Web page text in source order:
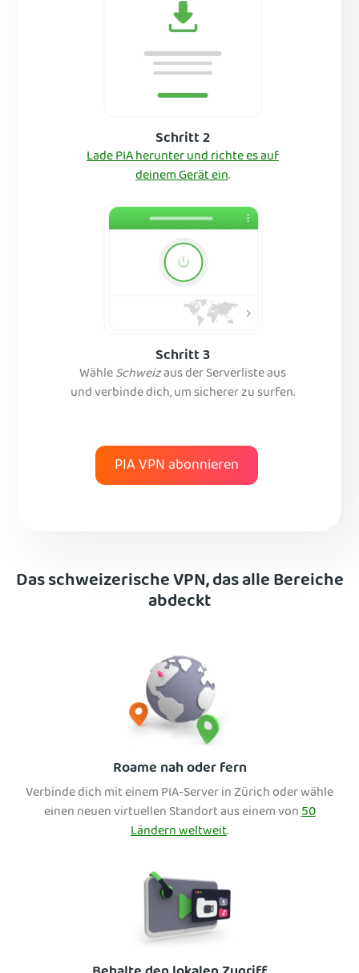
Schritt 2
Lade PIA herunter und richte es auf
deinem Gerät ein.
Schritt 3
WähleSchweizaus der Serverliste aus
und verbinde dich, um sicherer zu surfen.
PIA VPN abonnieren
Das schweizerische VPN, das alle Bereiche
abdeckt
Roame nah oder fern
Verbinde dich mit einem PIA-Server in Zürich oder wähle
einen neuen virtuellen Standort aus einem von50
Ländern weltweit.